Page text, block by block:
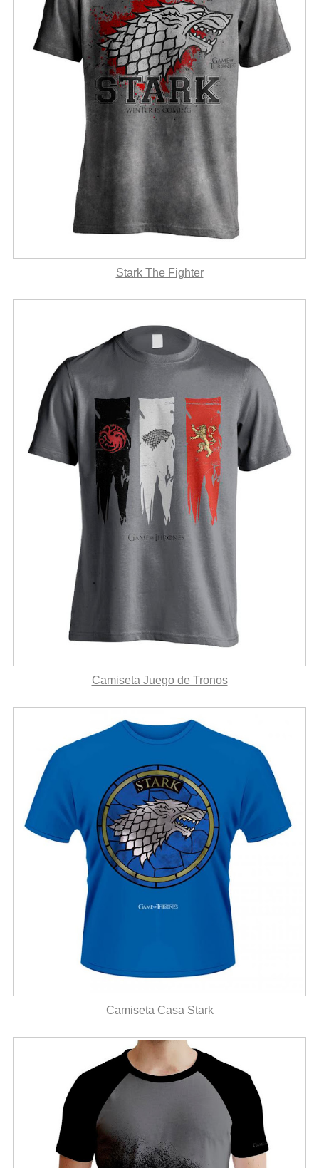
Stark The Fighter
Camiseta Juego de Tronos
Camiseta Casa Stark